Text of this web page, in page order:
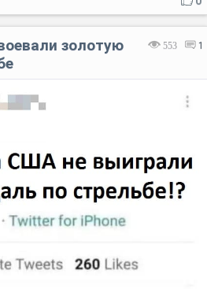
553 1
золотую